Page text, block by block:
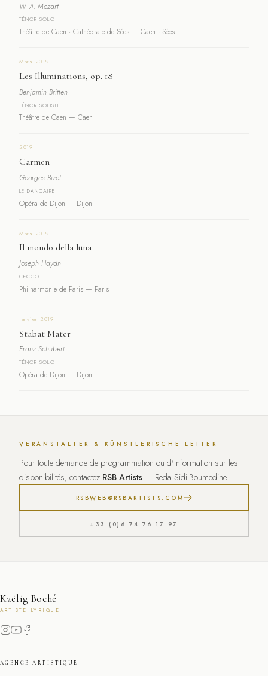
W. A. Mozart
TÉNOR SOLO
Théâtre de Caen · Cathédrale de Sées — Caen · Sées
Mars 2019
Les Illuminations, op. 18
Benjamin Britten
TÉNOR SOLISTE
Théâtre de Caen — Caen
2019
Carmen
Georges Bizet
LE DANCAÏRE
Opéra de Dijon — Dijon
Mars 2019
Il mondo della luna
Joseph Haydn
CECCO
Philharmonie de Paris — Paris
Janvier 2019
Stabat Mater
Franz Schubert
TÉNOR SOLO
Opéra de Dijon — Dijon
VERANSTALTER & KÜNSTLERISCHE LEITER
Pour toute demande de programmation ou d'information sur les
disponibilités, contactez RSB Artists — Reda Sidi-Boumedine.
RSBWEB@RSBARTISTS.COM
+33 (0)6 74 76 17 97
Kaëlig Boché
ARTISTE LYRIQUE
AGENCE ARTISTIQUE